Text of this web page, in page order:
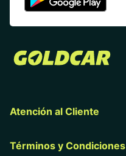
Atención al Cliente
Términos y Condiciones